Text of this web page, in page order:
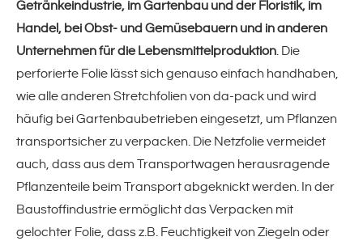
smart(!)-stretch
Hand- & Maschinenstretchfolie
cosy(!)-stretch
Bündelstretchfolie
Mini-Stretchfolie
Getränkeindustrie, im Gartenbau und der Floristik, im
Handel, bei Obst- und Gemüsebauern und in anderen
Unternehmen für die Lebensmittelproduktion. Die
perforierte Folie lässt sich genauso einfach handhaben,
wie alle anderen Stretchfolien von da-pack und wird
häufig bei Gartenbaubetrieben eingesetzt, um Pflanzen
transportsicher zu verpacken. Die Netzfolie vermeidet
auch, dass aus dem Transportwagen herausragende
Pflanzenteile beim Transport abgeknickt werden. In der
Baustoffindustrie ermöglicht das Verpacken mit
gelochter Folie, dass z.B. Feuchtigkeit von Ziegeln oder